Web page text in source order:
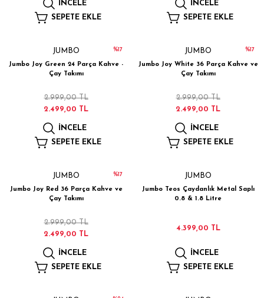
İNCELE
SEPETE EKLE
İNCELE
SEPETE EKLE
%17
JUMBO
Jumbo Joy Green 24 Parça Kahve -
Çay Takımı
2.499,00 TL
2.999,00 TL
İNCELE
SEPETE EKLE
%17
JUMBO
Jumbo Joy White 36 Parça Kahve ve
Çay Takımı
2.499,00 TL
2.999,00 TL
İNCELE
SEPETE EKLE
%17
JUMBO
Jumbo Joy Red 36 Parça Kahve ve
Çay Takımı
2.499,00 TL
2.999,00 TL
İNCELE
SEPETE EKLE
JUMBO
Jumbo Teos Çaydanlık Metal Saplı
0.8 & 1.8 Litre
4.399,00 TL
İNCELE
SEPETE EKLE